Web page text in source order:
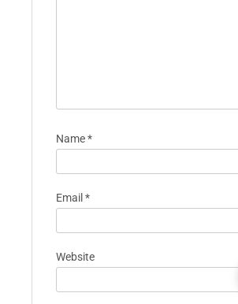
Name*
Email *
Website